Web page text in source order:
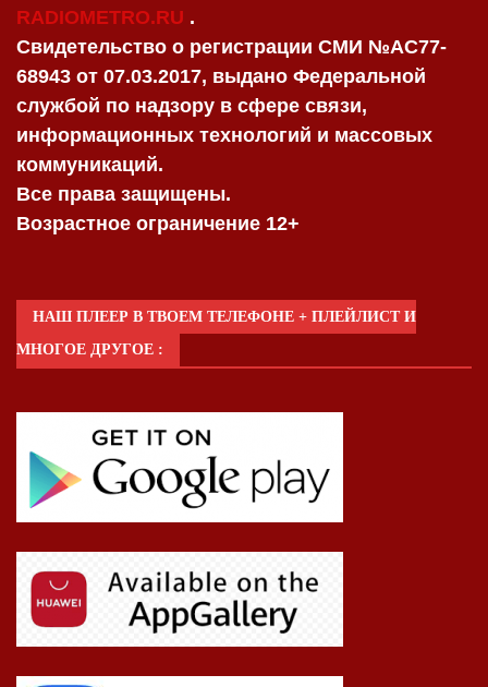
RADIOMETRO.RU .
Свидетельство о регистрации СМИ №AC77-
68943 от 07.03.2017, выдано Федеральной
службой по надзору в сфере связи,
информационных технологий и массовых
коммуникаций.
Все права защищены.
Возрастное ограничение 12+
НАШ ПЛЕЕР В ТВОЕМ ТЕЛЕФОНЕ + ПЛЕЙЛИСТ И
МНОГОЕ ДРУГОЕ :